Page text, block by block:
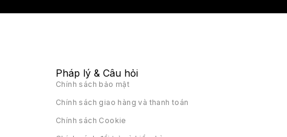
Pháp lý & Câu hỏi
Chính sách bảo mật
Chính sách giao hàng và thanh toán
Chính sách Cookie